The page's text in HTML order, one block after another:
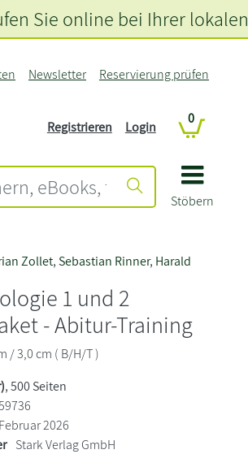
Stöbern
Newsletter Reservierung prüfen
Registrieren Login
0
Sie online bei Ihrer lokalen
Zollet, Sebastian Rinner, Harald
1 und 2
- Abitur-Training
/ 3,0 cm ( B/H/T )
, 500 Seiten
Februar 2026
Stark Verlag GmbH